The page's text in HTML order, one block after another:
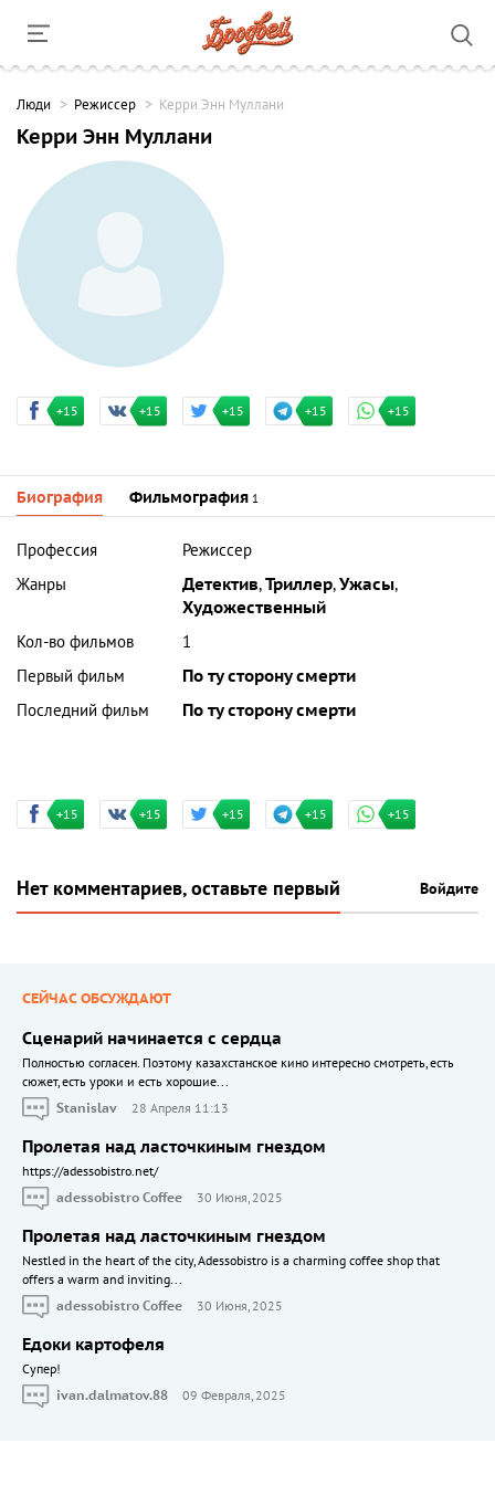
Люди Режиссер Керри Энн Муллани
Керри Энн Муллани
+15 +15 +15 +15 +15
Биография Фильмография 1
Профессия
Режиссер
Жанры
Детектив,Триллер,Ужасы,
Художественный
Кол-во фильмов
1
Первый фильм
По ту сторону смерти
Последний фильм
По ту сторону смерти
+15 +15 +15 +15 +15
Нет комментариев, оставьте первый Войдите
СЕЙЧАС ОБСУЖДАЮТ
Сценарий начинается с сердца
Полностью согласен. Поэтому казахстанское кино интересно смотреть, есть
сюжет, есть уроки и есть хорошие...
Stanislav
28 Апреля 11:13
Пролетая над ласточкиным гнездом
https://adessobistro.net/
adessobistro Coffee
30 Июня, 2025
Пролетая над ласточкиным гнездом
Nestled in the heart of the city, Adessobistro is a charming coffee shop that
offers a warm and inviting...
adessobistro Coffee
30 Июня, 2025
Едоки картофеля
Cупер!
ivan.dalmatov.88
09 Февраля, 2025